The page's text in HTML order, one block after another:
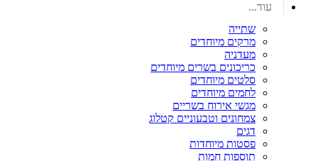
עוד...
שתייה
מרקים מיוחדים
מעדניה
כריכונים בשרים מיוחדים
סלטים מיוחדים
לחמים מיוחדים
מגשי אירוח בשריים
צמחונים וטבעוניים קטלוג
דגים
פסטות מיוחדות
תוספות חמות